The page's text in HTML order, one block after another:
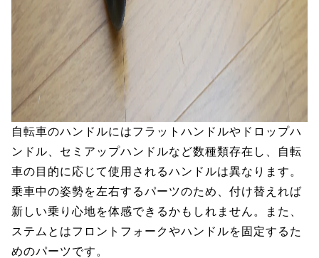
自転車のハンドルにはフラットハンドルやドロップハ
ンドル、セミアップハンドルなど数種類存在し、自転
車の目的に応じて使用されるハンドルは異なります。
乗車中の姿勢を左右するパーツのため、付け替えれば
新しい乗り心地を体感できるかもしれません。また、
ステムとはフロントフォークやハンドルを固定するた
めのパーツです。